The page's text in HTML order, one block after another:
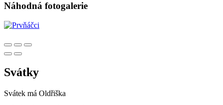
Náhodná fotogalerie
Svátky
Svátek má Oldřiška